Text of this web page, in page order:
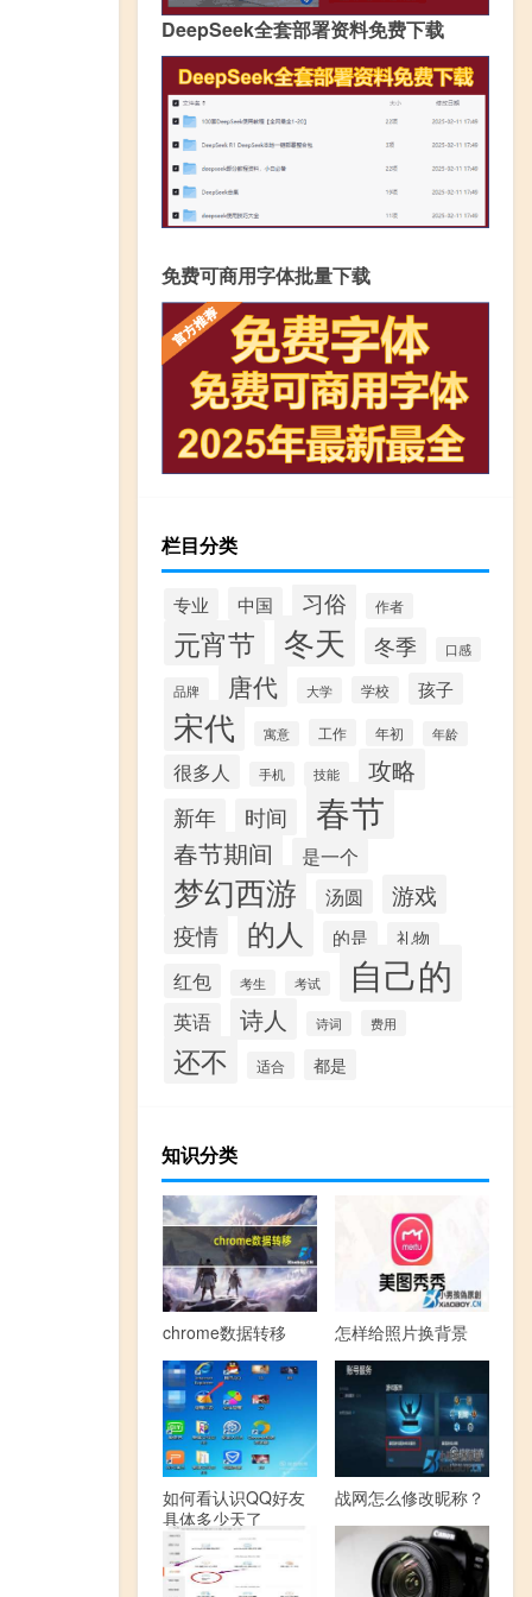
DeepSeek全套部署资料免费下载
免费可商用字体批量下载
栏目分类
专业 中国 习俗 作者
元宵节 冬天 冬季 口感
品牌 唐代 大学 学校 孩子
宋代 寓意 工作 年初 年龄
很多人 手机 技能 攻略
新年 时间 春节
春节期间 是一个
梦幻西游 汤圆
游戏
疫情
的人 的是 礼物
红包 考生 考试 自己的
英语 诗人 诗词 费用
还不 适合 都是
知识分类
chrome数据转移 怎样给照片换背景
如何看认识QQ好友
具体多少天了
战网怎么修改昵称？